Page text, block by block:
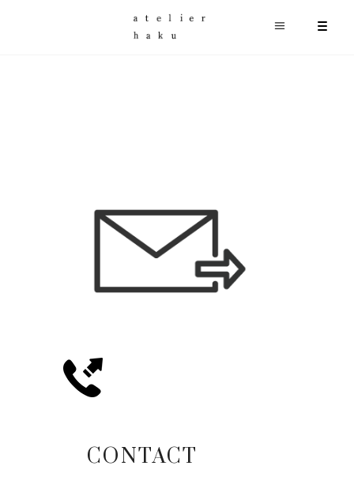
CONTACT